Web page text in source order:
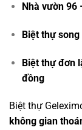
Nhà vườn 96
Biệt thự song
Biệt thự đơn
đồng
Biệt thự
không gian